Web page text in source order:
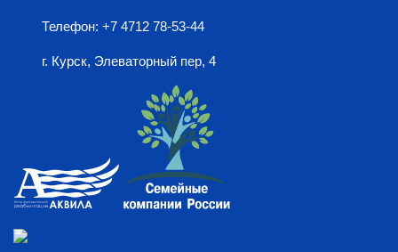
Телефон: +7 4712 78-53-44
г. Курск, Элеваторный пер, 4